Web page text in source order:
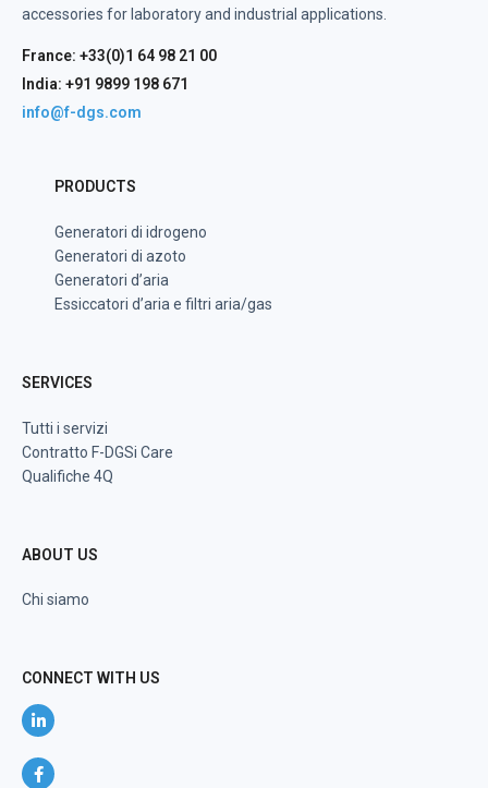
accessories for laboratory and industrial applications.
France: +33(0)1 64 98 21 00
India: +91 9899 198 671
info@f-dgs.com
PRODUCTS
Generatori di idrogeno
Generatori di azoto
Generatori d’aria
Essiccatori d’aria e filtri aria/gas
SERVICES
Tutti i servizi
Contratto F-DGSi Care
Qualifiche 4Q
ABOUT US
Chi siamo
CONNECT WITH US